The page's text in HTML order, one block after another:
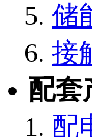
储
接
配套
配